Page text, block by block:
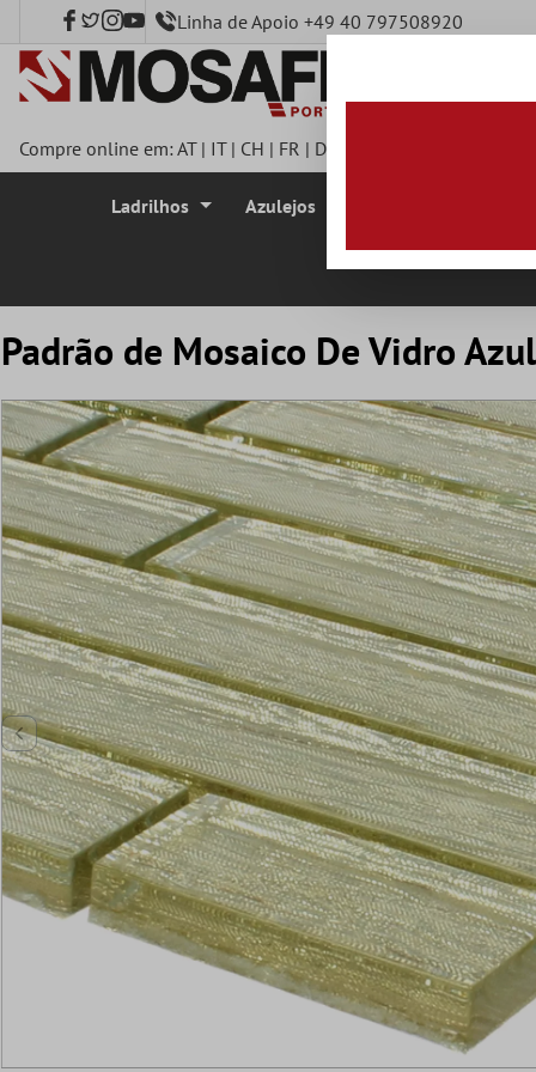
principal Linha de Apoio +49 40 797508920
Compre online em:AT| IT| CH | FR | DE
Ladrilhos Azulejos
Padrão de Mosaico De Vidro